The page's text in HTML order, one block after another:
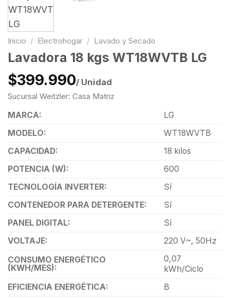
Inicio / Electrohogar / Lavado y Secado
Lavadora 18 kgs WT18WVTB LG
$399.990/ Unidad
Sucursal Weitzler: Casa Matriz
MARCA:
LG
MODELO:
WT18WVTB
CAPACIDAD:
18 kilos
POTENCIA (W):
600
TECNOLOGÍA INVERTER:
Sí
CONTENEDOR PARA DETERGENTE:
Sí
PANEL DIGITAL:
Sí
VOLTAJE:
220 V~, 50Hz
CONSUMO ENERGÉTICO
(KWH/MES):
0,07
kWh/Ciclo
EFICIENCIA ENERGÉTICA:
B